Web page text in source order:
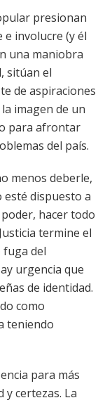
presionan
e involucre (y él
una maniobra
sitúan el
de aspiraciones
imagen de un
para afrontar
del país.
menos deberle,
esté dispuesto a
hacer todo
termine el
del
urgencia que
de identidad.
como
teniendo
para más
y certezas. La